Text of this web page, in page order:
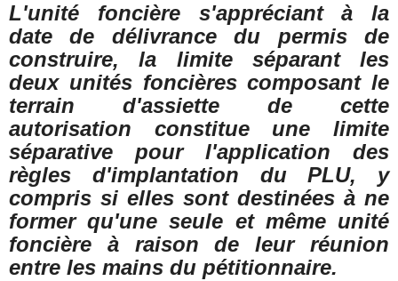
L'unité foncière s'appréciant à la
date de délivrance du permis de
construire, la limite séparant les
deux unités foncières composant le
terrain d'assiette de cette
autorisation constitue une limite
séparative pour l'application des
règles d'implantation du PLU, y
compris si elles sont destinées à ne
former qu'une seule et même unité
foncière à raison de leur réunion
entre les mains du pétitionnaire.